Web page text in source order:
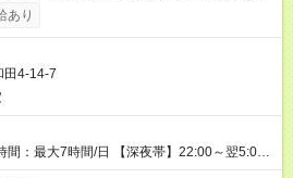
ヶ月 雇用形態、給与は本採用時と同じです。
30日（※条件変更なし）ですが、切り上げで
あり
田4-14-7
間：最大7時間/日 【深夜帯】22:00～翌5:00
OK◎ ※22:00から翌5:00までは18歳以上の方